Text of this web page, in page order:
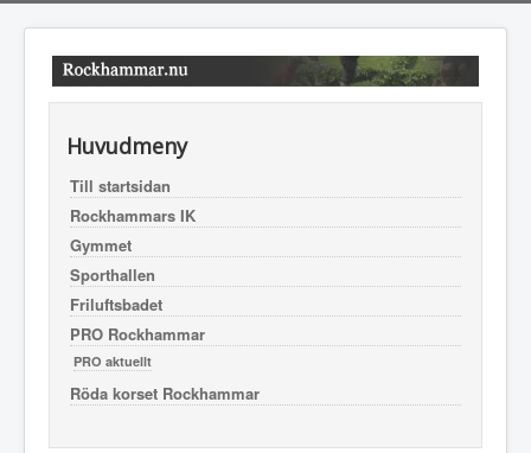
Huvudmeny
Till startsidan
Rockhammars IK
Gymmet
Sporthallen
Friluftsbadet
PRO Rockhammar
PRO aktuellt
Röda korset Rockhammar